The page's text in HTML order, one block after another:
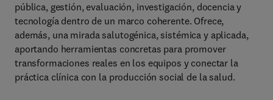
pública, gestión, evaluación, investigación, docencia y
tecnología dentro de un marco coherente. Ofrece,
además, una mirada salutogénica, sistémica y aplicada,
aportando herramientas concretas para promover
transformaciones reales en los equipos y conectar la
práctica clínica con la producción social de la salud.